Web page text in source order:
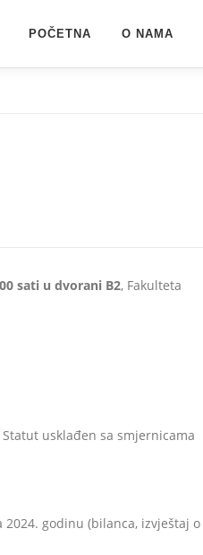
POČETNA O NAMA
sati u dvorani B2, Fakulteta
usklađen sa smjernicama
2024. godinu (bilanca, izvještaj o